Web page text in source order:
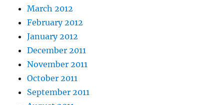
March 2012
February 2012
January 2012
December 2011
November 2011
October 2011
September 2011